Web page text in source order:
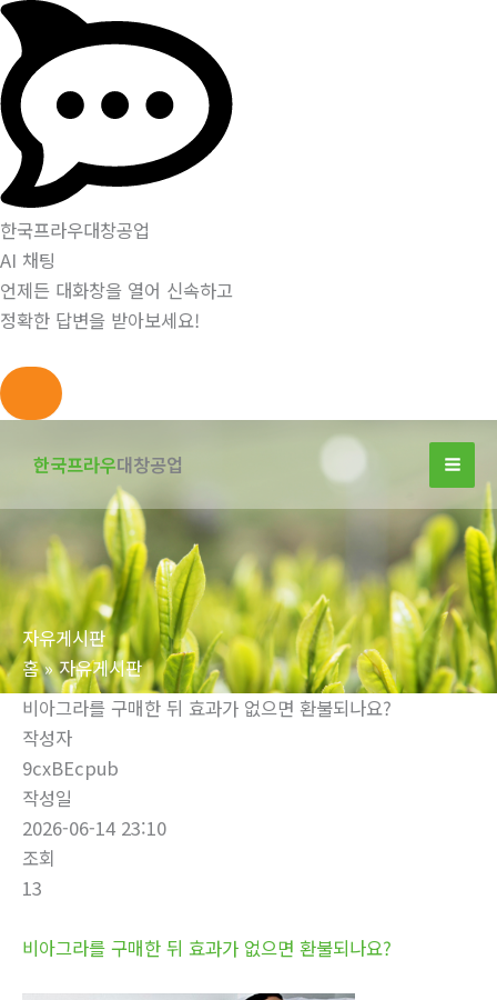
한국프라우대창공업
AI 채팅
언제든 대화창을 열어 신속하고
정확한 답변을 받아보세요!
너
뛰
기
한국프라우대창공업
자유게시판
홈
자유게시판
비아그라를 구매한 뒤 효과가 없으면 환불되나요?
작성자
9cxBEcpub
작성일
2026-06-14 23:10
조회
13
비아그라를 구매한 뒤 효과가 없으면 환불되나요?